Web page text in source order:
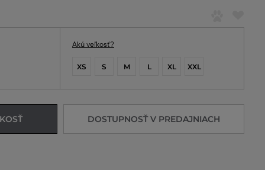
Akú veľkosť?
XS S M L XL XXL
DOSTUPNOSŤ V PREDAJNIACH